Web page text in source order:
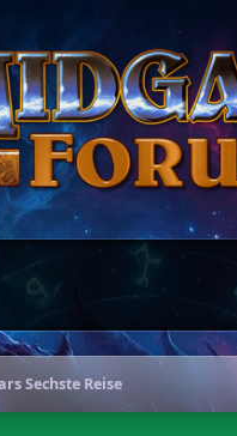
Sechste Reise